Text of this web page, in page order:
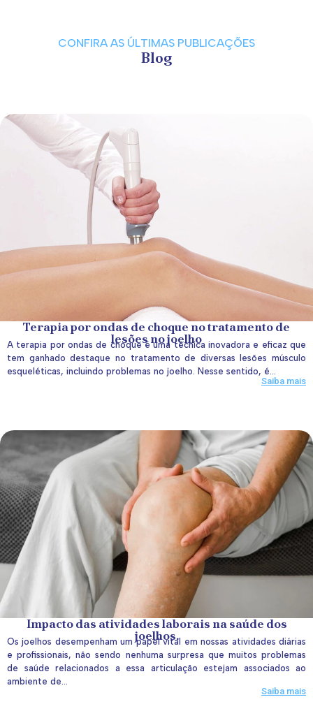
CONFIRA AS ÚLTIMAS PUBLICAÇÕES
Blog
Terapia por ondas de choque no tratamento de
lesões no joelho
A terapia por ondas de choque é uma técnica inovadora e eficaz que
tem ganhado destaque no tratamento de diversas lesões músculo
esqueléticas, incluindo problemas no joelho. Nesse sentido, é...
Saiba mais
Impacto das atividades laborais na saúde dos
joelhos.
Os joelhos desempenham um papel vital em nossas atividades diárias
e profissionais, não sendo nenhuma surpresa que muitos problemas
de saúde relacionados a essa articulação estejam associados ao
ambiente de...
Saiba mais